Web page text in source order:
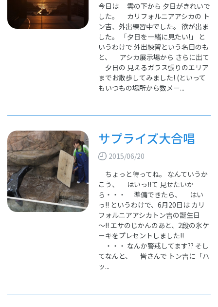
今日は 雲の下から 夕日がきれいで
した。 カリフォルニアアシカの ト
ン吉、外出練習中でした。 欲が出ま
した。 「夕日を一緒に見たい!」 と
いうわけで 外出練習という名目のも
と、 アシカ展示場から さらに出て
夕日の 見えるガラス張りのエリア
までお散歩してみました! (といって
もいつもの場所から数メー...
サプライズ大合唱
2015/06/20
ちょっと待ってね。 なんていうか
こう、 はいっ!!て 見せたいか
ら・・・ 準備できたら、 はい
っ!! というわけで、6月20日は カリ
フォルニアアシカトン吉の誕生日
～!! エサのじかんのあと、2段の氷ケ
ーキをプレセントしました!!
・・・ なんか警戒してます?? そし
てなんと、 皆さんで トン吉に「ハ
ッ...